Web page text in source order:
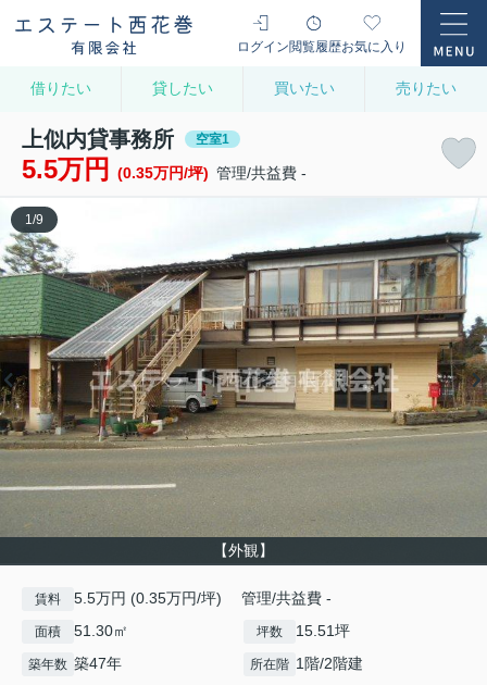
ログイン閲覧履歴お気に入り
借りたい 貸したい 買いたい 売りたい
上似内貸事務所 空室1
5.5万円 (0.35万円/坪) 管理/共益費 -
【外観】
1 /9
賃料 5.5万円 (0.35万円/坪) 管理/共益費 -
面積 51.30㎡ 坪数 15.51坪
築年数 築47年 所在階 1階/2階建